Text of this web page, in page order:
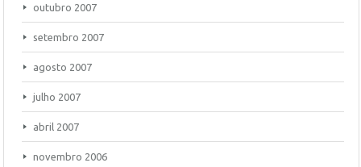
outubro 2007
setembro 2007
agosto 2007
julho 2007
abril 2007
novembro 2006